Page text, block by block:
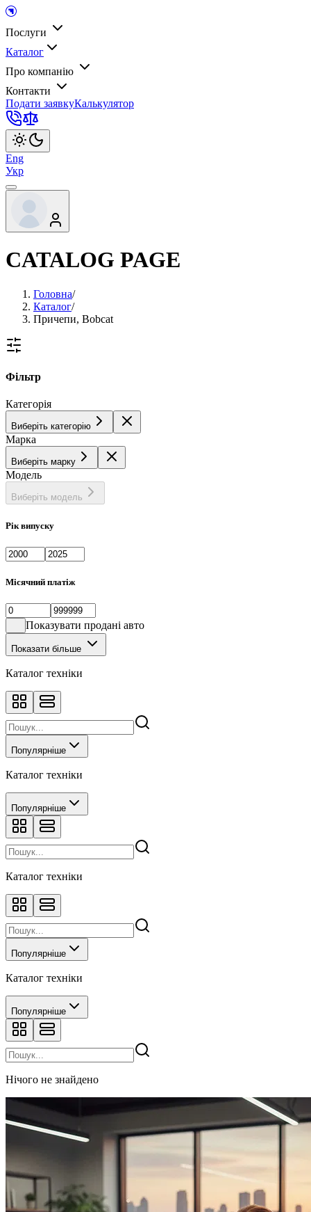
Послуги
Каталог
Про компанію
Контакти
Подати заявкуКалькулятор
Eng
Укр
CATALOG PAGE
Головна/
Каталог/
Причепи, Bobcat
Фільтр
Категорія
Виберіть категорію
Марка
Виберіть марку
Модель
Виберіть модель
Рік випуску
Місячний платіж
Показувати продані авто
Показати більше
Каталог техніки
Популярніше
Каталог техніки
Популярніше
Каталог техніки
Популярніше
Каталог техніки
Популярніше
Нічого не знайдено